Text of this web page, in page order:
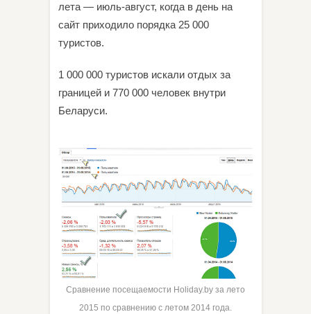
лета — июль-август, когда в день на
сайт приходило порядка 25 000
туристов.
1 000 000 туристов искали отдых за
границей и 770 000 человек внутри
Беларуси.
Сравнение посещаемости Holiday.by за лето
2015 по сравнению с летом 2014 года.